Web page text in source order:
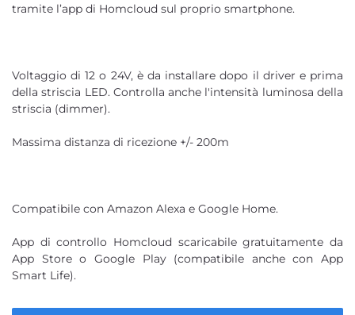
tramite l’app di Homcloud sul proprio smartphone.
Voltaggio di 12 o 24V, è da installare dopo il driver e prima
della striscia LED. Controlla anche l'intensità luminosa della
striscia (dimmer).
Massima distanza di ricezione +/- 200m
Compatibile con Amazon Alexa e Google Home.
App di controllo Homcloud scaricabile gratuitamente da
App Store o Google Play (compatibile anche con App
Smart Life).